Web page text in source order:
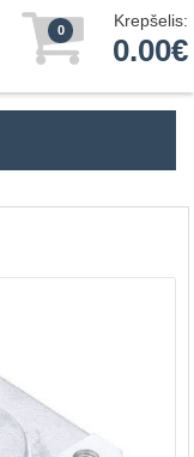
0 Krepšelis:
0.00€